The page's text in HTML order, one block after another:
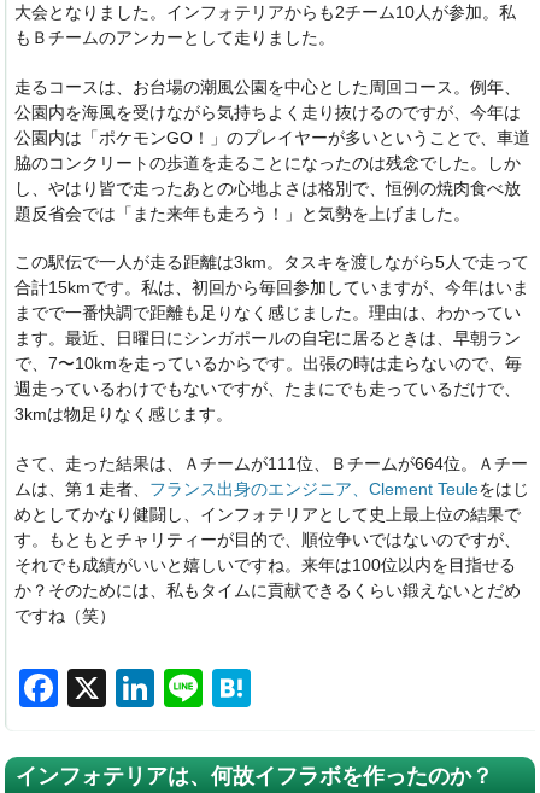
大会となりました。インフォテリアからも2チーム10人が参加。私
もＢチームのアンカーとして走りました。
走るコースは、お台場の潮風公園を中心とした周回コース。例年、
公園内を海風を受けながら気持ちよく走り抜けるのですが、今年は
公園内は「ポケモンGO！」のプレイヤーが多いということで、車道
脇のコンクリートの歩道を走ることになったのは残念でした。しか
し、やはり皆で走ったあとの心地よさは格別で、恒例の焼肉食べ放
題反省会では「また来年も走ろう！」と気勢を上げました。
この駅伝で一人が走る距離は3km。タスキを渡しながら5人で走って
合計15kmです。私は、初回から毎回参加していますが、今年はいま
までで一番快調で距離も足りなく感じました。理由は、わかってい
ます。最近、日曜日にシンガポールの自宅に居るときは、早朝ラン
で、7〜10kmを走っているからです。出張の時は走らないので、毎
週走っているわけでもないですが、たまにでも走っているだけで、
3kmは物足りなく感じます。
さて、走った結果は、Ａチームが111位、Ｂチームが664位。Ａチー
ムは、第１走者、 フランス出身のエンジニア、Clement Teuleをはじ
めとしてかなり健闘し、インフォテリアとして史上最上位の結果で
す。もともとチャリティーが目的で、順位争いではないのですが、
それでも成績がいいと嬉しいですね。来年は100位以内を目指せる
か？そのためには、私もタイムに貢献できるくらい鍛えないとだめ
ですね（笑）
F
c
X
Li
k
Li
e
e
インフォテリアは、何故イフラボを作ったのか？